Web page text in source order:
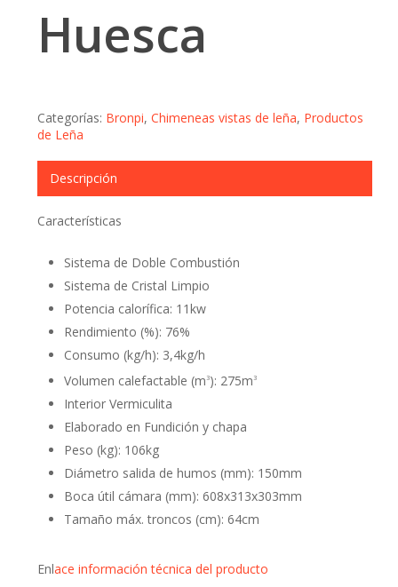
Huesca
Categorías: Bronpi, Chimeneas vistas de leña, Productos
de Leña
Descripción
Características
Sistema de Doble Combustión
Sistema de Cristal Limpio
Potencia calorífica: 11kw
Rendimiento (%): 76%
Consumo (kg/h): 3,4kg/h
Volumen calefactable (m3): 275m3
Interior Vermiculita
Elaborado en Fundición y chapa
Peso (kg): 106kg
Diámetro salida de humos (mm): 150mm
Boca útil cámara (mm): 608x313x303mm
Tamaño máx. troncos (cm): 64cm
Enlace información técnica del producto